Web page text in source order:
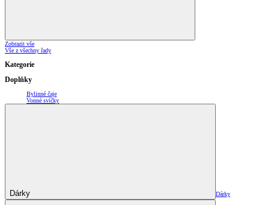
Zobrazit vše
Vše z všechny řady
Kategorie
Doplňky
Bylinné čaje
Vonné svíčky
Dárky Dárky